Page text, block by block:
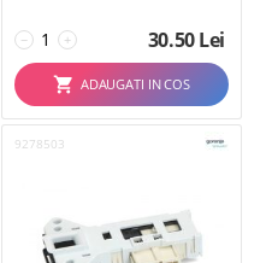
+
− 30.50Lei
ADAUGATI IN COS
9278503